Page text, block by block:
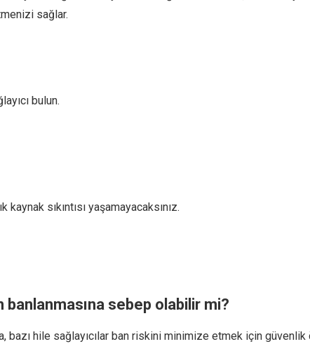
sağlar.
bulun.
sıkıntısı yaşamayacaksınız.
banlanmasına sebep olabilir mi?
bazı hile sağlayıcılar ban riskini minimize etmek için